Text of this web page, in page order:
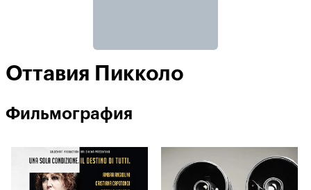
Оттавия Пикколо
Фильмография